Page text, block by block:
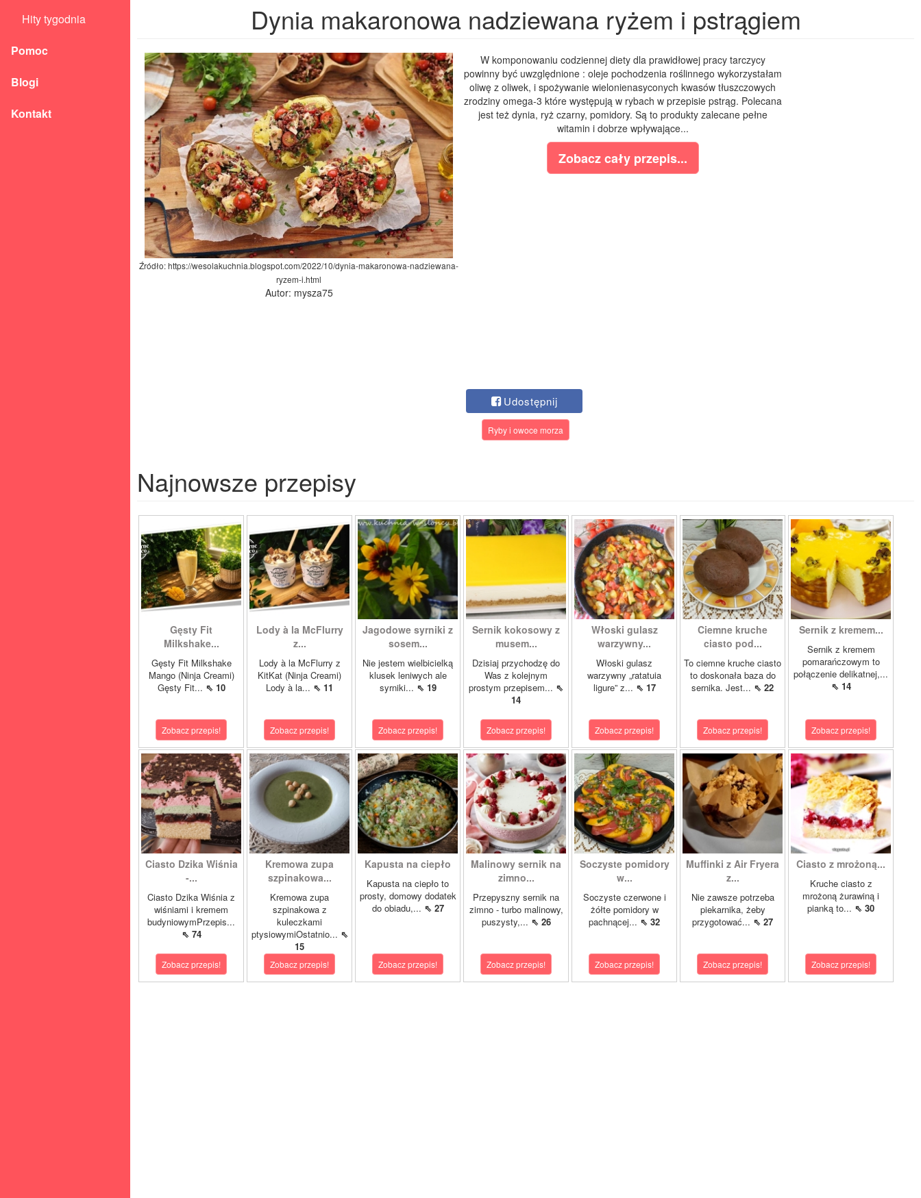
Hity tygodnia
Pomoc
Blogi
Kontakt
Dynia makaronowa nadziewana ryżem i pstrągiem
Źródło: https://wesolakuchnia.blogspot.com/2022/10/dynia-makaronowa-nadziewana-
ryzem-i.html
Autor: mysza75
W komponowaniu codziennej diety dla prawidłowej pracy tarczycy
powinny być uwzględnione : oleje pochodzenia roślinnego wykorzystałam
oliwę z oliwek, i spożywanie wielonienasyconych kwasów tłuszczowych
zrodziny omega-3 które występują w rybach w przepisie pstrąg. Polecana
jest też dynia, ryż czarny, pomidory. Są to produkty zalecane pełne
witamin i dobrze wpływające...
Zobacz cały przepis...
Udostępnij
Ryby i owoce morza
Najnowsze przepisy
Gęsty Fit
Milkshake...
Gęsty Fit Milkshake
Mango (Ninja Creami)
Gęsty Fit... ⇖ 10
Zobacz przepis!
Lody à la McFlurry
z...
Lody à la McFlurry z
KitKat (Ninja Creami)
Lody à la... ⇖ 11
Zobacz przepis!
Jagodowe syrniki z
sosem...
Nie jestem wielbicielką
klusek leniwych ale
syrniki... ⇖ 19
Zobacz przepis!
Sernik kokosowy z
musem...
Dzisiaj przychodzę do
Was z kolejnym
prostym przepisem... ⇖
14
Zobacz przepis!
Włoski gulasz
warzywny...
Włoski gulasz
warzywny „ratatuia
ligure” z... ⇖ 17
Zobacz przepis!
Ciemne kruche
ciasto pod...
To ciemne kruche ciasto
to doskonała baza do
sernika. Jest... ⇖ 22
Zobacz przepis!
Sernik z kremem...
Sernik z kremem
pomarańczowym to
połączenie delikatnej,...
⇖ 14
Zobacz przepis!
Ciasto Dzika Wiśnia
-...
Ciasto Dzika Wiśnia z
wiśniami i kremem
budyniowymPrzepis...
⇖ 74
Zobacz przepis!
Kremowa zupa
szpinakowa...
Kremowa zupa
szpinakowa z
kuleczkami
ptysiowymiOstatnio... ⇖
15
Zobacz przepis!
Kapusta na ciepło
Kapusta na ciepło to
prosty, domowy dodatek
do obiadu,... ⇖ 27
Zobacz przepis!
Malinowy sernik na
zimno...
Przepyszny sernik na
zimno - turbo malinowy,
puszysty,... ⇖ 26
Zobacz przepis!
Soczyste pomidory
w...
Soczyste czerwone i
żółte pomidory w
pachnącej... ⇖ 32
Zobacz przepis!
Muffinki z Air Fryera
z...
Nie zawsze potrzeba
piekarnika, żeby
przygotować... ⇖ 27
Zobacz przepis!
Ciasto z mrożoną...
Kruche ciasto z
mrożoną żurawiną i
pianką to... ⇖ 30
Zobacz przepis!